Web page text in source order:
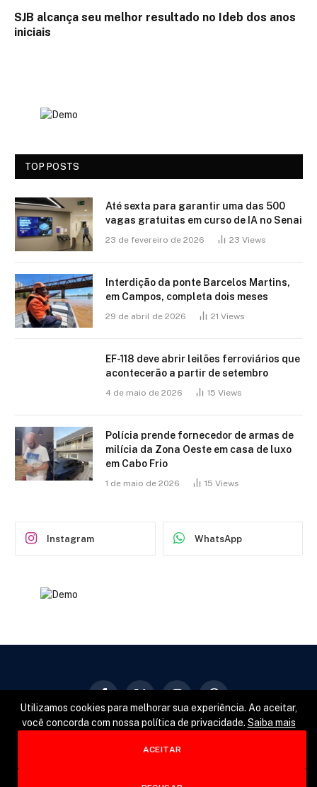
SJB alcança seu melhor resultado no Ideb dos anos
iniciais
TOP POSTS
Até sexta para garantir uma das 500
vagas gratuitas em curso de IA no Senai
23 de fevereiro de 2026 23 Views
Interdição da ponte Barcelos Martins,
em Campos, completa dois meses
29 de abril de 2026 21 Views
EF-118 deve abrir leilões ferroviários que
acontecerão a partir de setembro
4 de maio de 2026 15 Views
Polícia prende fornecedor de armas de
milícia da Zona Oeste em casa de luxo
em Cabo Frio
1 de maio de 2026 15 Views
Instagram WhatsApp
(Twitter)
Utilizamos cookies para melhorar sua experiência. Ao aceitar,
você concorda com nossa política de privacidade. Saiba mais
ACEITAR